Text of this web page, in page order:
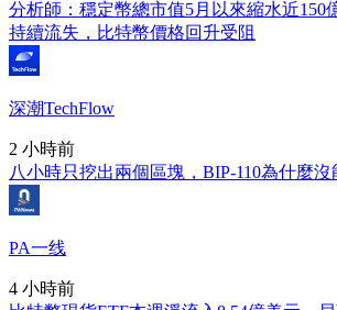
分析師：穩定幣總市值5月以來縮水近150
持續流失，比特幣價格回升受阻
深潮TechFlow
2 小時前
八小時只挖出兩個區塊，BIP-110為什麼沒
PA一线
4 小時前